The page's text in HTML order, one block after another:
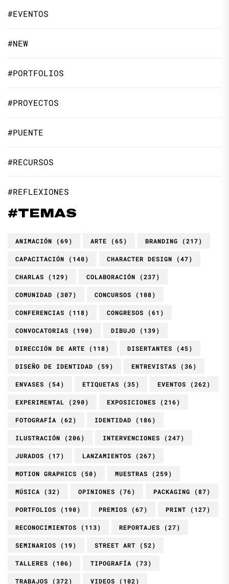
#EVENTOS
#NEW
#PORTFOLIOS
#PROYECTOS
#PUENTE
#RECURSOS
#REFLEXIONES
#TEMAS
ANIMACIÓN (69) ARTE (65) BRANDING (217)
CAPACITACIÓN (140) CHARACTER DESIGN (47)
CHARLAS (129) COLABORACIÓN (237)
COMUNIDAD (307) CONCURSOS (108)
CONFERENCIAS (118) CONGRESOS (61)
CONVOCATORIAS (190) DIBUJO (139)
DIRECCIÓN DE ARTE (118) DISERTANTES (45)
DISEÑO DE IDENTIDAD (59) ENTREVISTAS (36)
ENVASES (54) ETIQUETAS (35) EVENTOS (262)
EXPERIMENTAL (290) EXPOSICIONES (216)
FOTOGRAFÍA (62) IDENTIDAD (186)
ILUSTRACIÓN (206) INTERVENCIONES (247)
JURADOS (17) LANZAMIENTOS (267)
MOTION GRAPHICS (50) MUESTRAS (259)
MÚSICA (32) OPINIONES (76) PACKAGING (87)
PORTFOLIOS (190) PREMIOS (67) PRINT (127)
RECONOCIMIENTOS (113) REPORTAJES (27)
SEMINARIOS (19) STREET ART (52)
TALLERES (106) TIPOGRAFÍA (73)
TRABAJOS (372) VIDEOS (102)